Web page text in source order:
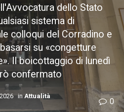
dello Stato
sistema di
colloqui del Corradino e
su «congetture
Il boicottaggio di lunedì
confermato
inAttualità
0